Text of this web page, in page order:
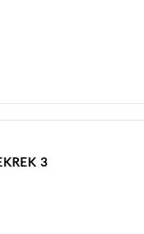
3